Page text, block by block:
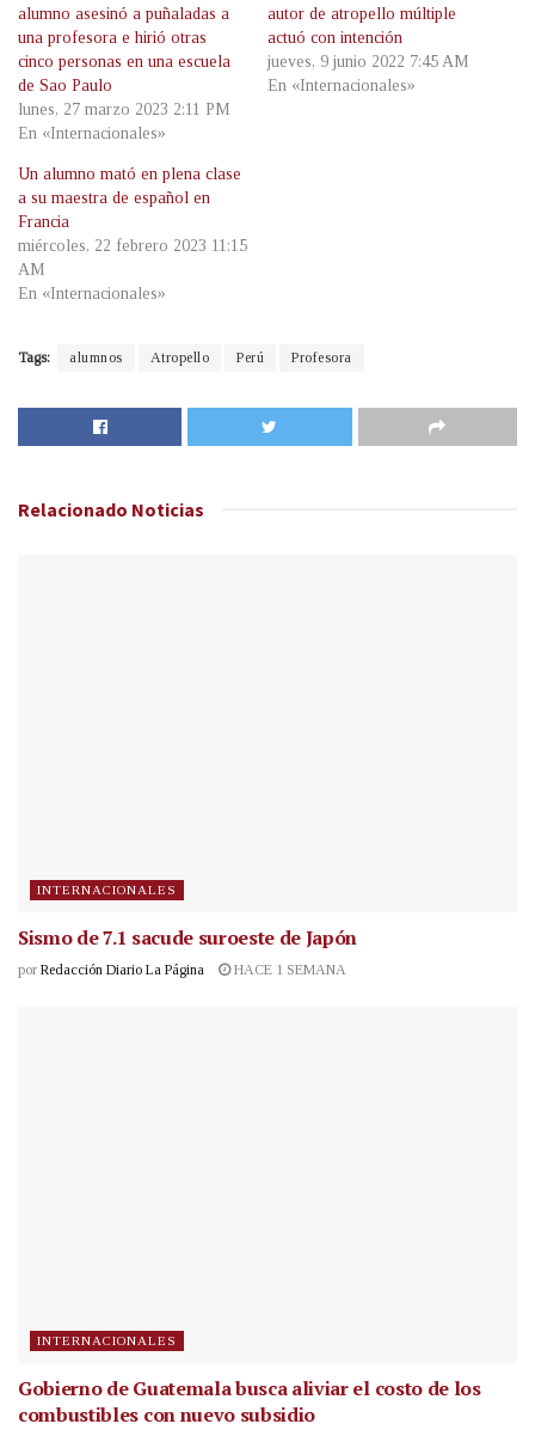
alumno asesinó a puñaladas a
una profesora e hirió otras
cinco personas en una escuela
de Sao Paulo
lunes, 27 marzo 2023 2:11 PM
En «Internacionales»
autor de atropello múltiple
actuó con intención
jueves, 9 junio 2022 7:45 AM
En «Internacionales»
Un alumno mató en plena clase
a su maestra de español en
Francia
miércoles, 22 febrero 2023 11:15
AM
En «Internacionales»
Tags: alumnos Atropello Perú Profesora
Relacionado Noticias
INTERNACIONALES
Sismo de 7.1 sacude suroeste de Japón
por Redacción Diario La Página HACE 1 SEMANA
INTERNACIONALES
Gobierno de Guatemala busca aliviar el costo de los
combustibles con nuevo subsidio